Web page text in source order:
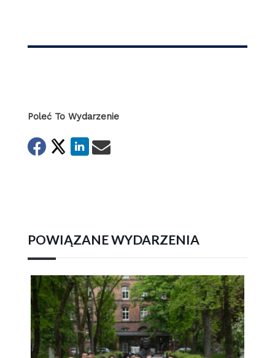
Poleć To Wydarzenie
POWIĄZANE WYDARZENIA